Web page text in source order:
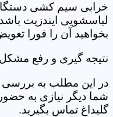
خرابی سیم کشی
لباسشویی ایندزیت
بخواهید آن را فورا
نتیجه گیری و رفع
در این مطلب به بررسی
شما دیگر نیازی به
گلیداغ تماس بگیرید.